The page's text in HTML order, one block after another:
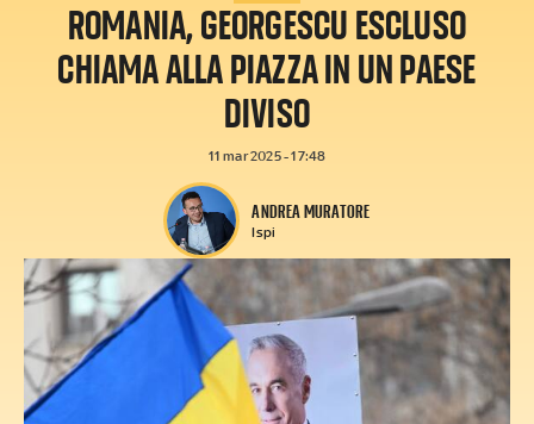
ROMANIA, GEORGESCU ESCLUSO
CHIAMA ALLA PIAZZA IN UN PAESE
DIVISO
11 mar 2025 - 17:48
ANDREA MURATORE
Ispi